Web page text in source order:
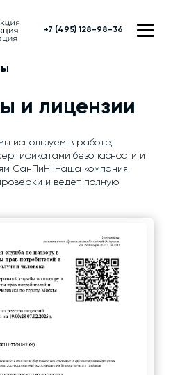
+7 (495) 128-98-36
и лицензии
используем в работе,
безопасности и
СанПиН. Наша компания
и ведет полную